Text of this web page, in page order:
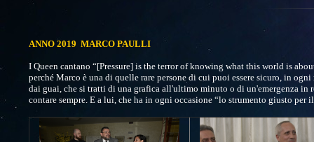
ANNO 2019 MARCO PAULLI
I Queen cantano “[Pressure] is the terror of knowing what this world is
perché Marco è una di quelle rare persone di cui puoi essere sicuro, in
dai guai, che si tratti di una grafica all'ultimo minuto o di un'emergenza in
contare sempre. E a lui, che ha in ogni occasione “lo strumento giusto